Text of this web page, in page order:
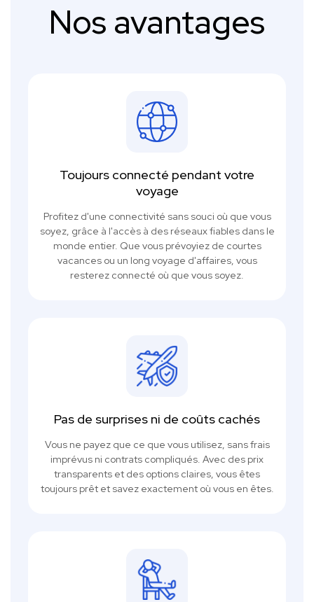
Nos avantages
Toujours connecté pendant votre
voyage
Profitez d'une connectivité sans souci où que vous
soyez, grâce à l'accès à des réseaux fiables dans le
monde entier. Que vous prévoyiez de courtes
vacances ou un long voyage d'affaires, vous
resterez connecté où que vous soyez.
Pas de surprises ni de coûts cachés
Vous ne payez que ce que vous utilisez, sans frais
imprévus ni contrats compliqués. Avec des prix
transparents et des options claires, vous êtes
toujours prêt et savez exactement où vous en êtes.